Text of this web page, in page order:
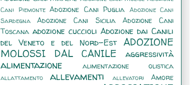
Cani Piemonte Adozione Cani Puglia Adozione Cani
Sardegna
Adozione Cani Sicilia
Adozione Cani
Toscana adozione cuccioli Adozione dai Canili
del Veneto e del Nord-Est ADOZIONE
MOLOSSI DAL CANILE
aggressività
alimentazione alimentazione olistica
allattamento allevamenti allevatori Amore